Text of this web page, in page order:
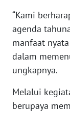
“Kami
agenda
manfaat
dalam
ungkapnya.
Melalui
berupaya
WN
SULTENG
SULBAR
WN